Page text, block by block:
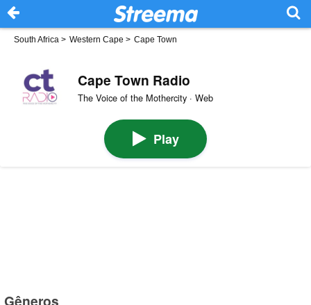
South Africa > Western Cape > Cape Town
Cape Town Radio
The Voice of the Mothercity · Web
Play
Gêneros